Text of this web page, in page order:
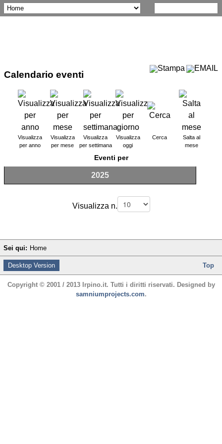
Calendario eventi
Visualizza
per anno
Visualizza
per mese
Visualizza
per settimana
Visualizza
oggi
Cerca
Salta al
mese
Eventi per
2025
Visualizza n.
Sei qui: Home
Desktop Version Top
Copyright © 2001 / 2013 Irpino.it. Tutti i diritti riservati. Designed by
samniumprojects.com.